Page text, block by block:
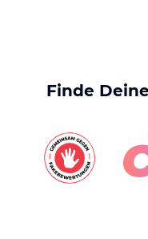
Finde